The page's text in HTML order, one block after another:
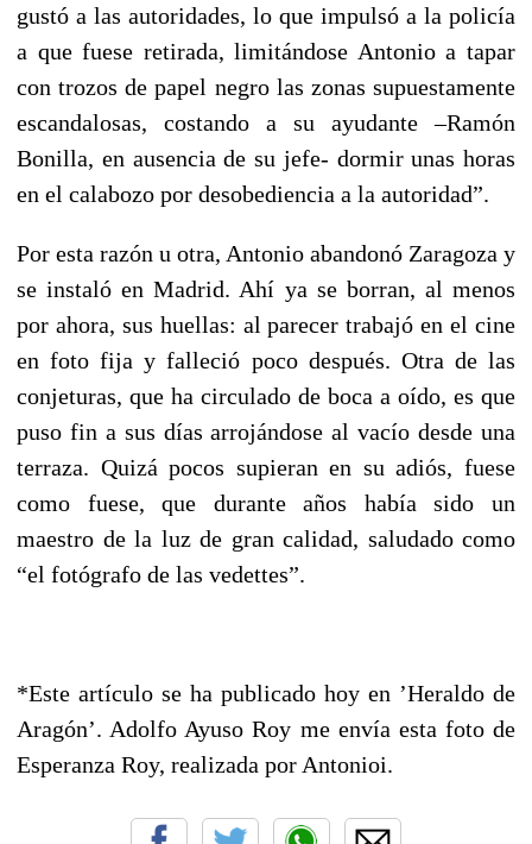
gustó a las autoridades, lo que impulsó a la policía
a que fuese retirada, limitándose Antonio a tapar
con trozos de papel negro las zonas supuestamente
escandalosas, costando a su ayudante –Ramón
Bonilla, en ausencia de su jefe- dormir unas horas
en el calabozo por desobediencia a la autoridad”.
Por esta razón u otra, Antonio abandonó Zaragoza y
se instaló en Madrid. Ahí ya se borran, al menos
por ahora, sus huellas: al parecer trabajó en el cine
en foto fija y falleció poco después. Otra de las
conjeturas, que ha circulado de boca a oído, es que
puso fin a sus días arrojándose al vacío desde una
terraza. Quizá pocos supieran en su adiós, fuese
como fuese, que durante años había sido un
maestro de la luz de gran calidad, saludado como
“el fotógrafo de las vedettes”.
*Este artículo se ha publicado hoy en ’Heraldo de
Aragón’. Adolfo Ayuso Roy me envía esta foto de
Esperanza Roy, realizada por Antonioi.